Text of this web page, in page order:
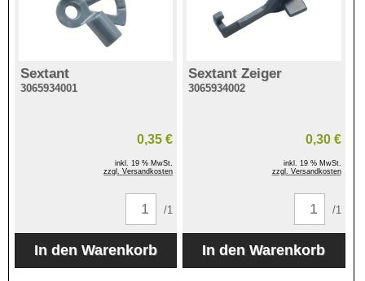
Sextant
3065934001
0,35 €
inkl. 19 % MwSt.
zzgl. Versandkosten
/1
Sextant Zeiger
3065934002
0,30 €
inkl. 19 % MwSt.
zzgl. Versandkosten
/1